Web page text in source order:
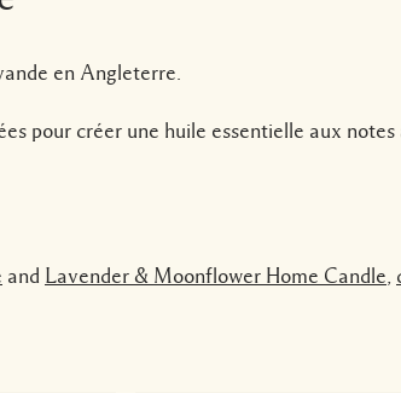
en Angleterre.
pour créer une huile essentielle aux
and Lavender & Moonflower Home Candle